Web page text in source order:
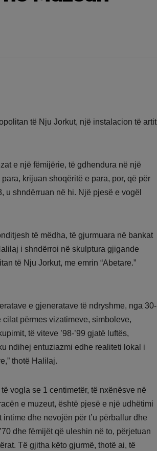
të Nju Jorkut, një instalacion të artit
e një fëmijërie, të gdhendura në një
krijuan shoqëritë e para, por, që për
u shndërruan në hi. Një pjesë e vogël
të mëdha, të gjurmuara në bankat
i shndërroi në skulptura gjigande
të Nju Jorkut, me emrin “Abetare.”
e gjeneratave të ndryshme, nga 30-
përmes vizatimeve, simboleve,
të viteve ’98-’99 gjatë luftës,
ndihej entuziazmi edhe realiteti lokal i
thotë Halilaj.
vogla se 1 centimetër, të nxënësve në
e muzeut, është pjesë e një udhëtimi
dhe nevojën për t’u përballur dhe
dhe fëmijët që uleshin në to, përjetuan
Të gjitha këto gjurmë, thotë ai, të